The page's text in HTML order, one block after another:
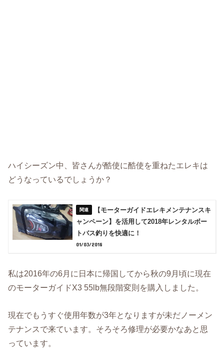
ハイシーズン中、皆さんが酷使に酷使を重ねたエレキは
どうなっているでしょうか？
【モーターガイドエレキメンテナンスキ
ャンペーン】を活用して2018年レンタルボー
トバス釣りを快適に！
01/03/2018
私は2016年の6月に日本に帰国してから秋の9月頃に現在
のモーターガイドX3 55lb無段階変則を購入しました。
現在でもうすぐ使用年数が3年となりますが未だノーメン
テナンスで来ています。そろそろ修理が必要かなあと思
っています。